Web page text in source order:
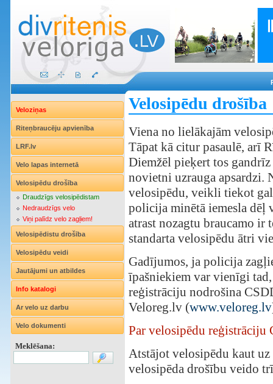
Veloziņas
Riteņbraucēju apvienība
LRF.lv
Velo lapas internetā
Velosipēdu drošība
Draudzīgs velosipēdistam
Nedraudzīgs velo
Viņi palīdz velo zagļiem!
Velosipēdistu drošība
Velosipēdu veidi
Jautājumi un atbildes
Info katalogi
Ar velo uz darbu
Velo dokumenti
Meklēšana:
Velosipēdu drošība
Viena no lielākajām
Tāpat kā citur pasaulē, arī
Diemžēl pieķert tos
novietni uzrauga apsardzi.
velosipēdu, veikli tiekot
policija minētā iemesla dēļ
atrast nozagtu braucamo ir
standarta velosipēdu ātri
Gadījumos, ja policija
īpašniekiem var vienīgi
reģistrāciju nodrošina
Veloreg.lv (www.veloreg.lv
Par velosipēdu reģistrāciju
Atstājot velosipēdu kaut
velosipēda drošību veido